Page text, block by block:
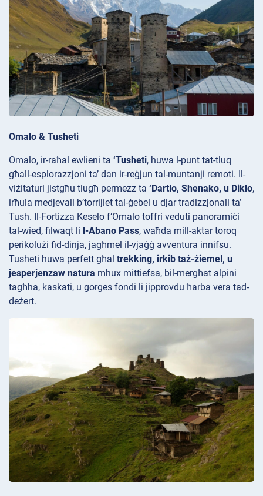
Omalo & Tusheti
Omalo, ir-raħal ewlieni ta ‘Tusheti, huwa l-punt tat-tluq
għall-esplorazzjoni ta’ dan ir-reġjun tal-muntanji remoti. Il-
viżitaturi jistgħu tlugħ permezz ta ‘Dartlo, Shenako, u Diklo,
irħula medjevali b’torrijiet tal-ġebel u djar tradizzjonali ta’
Tush. Il-Fortizza Keselo f’Omalo toffri veduti panoramiċi
tal-wied, filwaqt li l-Abano Pass, waħda mill-aktar toroq
perikolużi fid-dinja, jagħmel il-vjaġġ avventura innifsu.
Tusheti huwa perfett għal trekking, irkib taż-żiemel, u
jesperjenzaw natura mhux mittiefsa, bil-mergħat alpini
tagħha, kaskati, u gorges fondi li jipprovdu ħarba vera tad-
deżert.